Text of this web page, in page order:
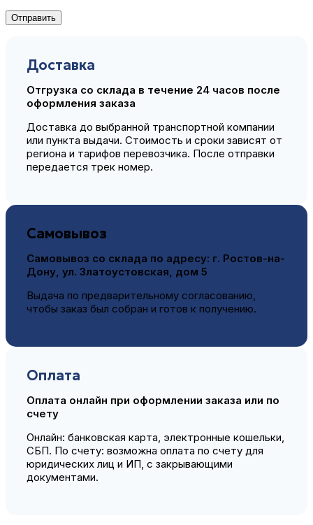
Доставка
Отгрузка со склада в течение 24 часов после
оформления заказа
Доставка до выбранной транспортной компании
или пункта выдачи. Стоимость и сроки зависят от
региона и тарифов перевозчика. После отправки
передается трек номер.
Самовывоз
Самовывоз со склада по адресу: г. Ростов-на-
Дону, ул. Златоустовская, дом 5
Выдача по предварительному согласованию,
чтобы заказ был собран и готов к получению.
Оплата
Оплата онлайн при оформлении заказа или по
счету
Онлайн: банковская карта, электронные кошельки,
СБП. По счету: возможна оплата по счету для
юридических лиц и ИП, с закрывающими
документами.